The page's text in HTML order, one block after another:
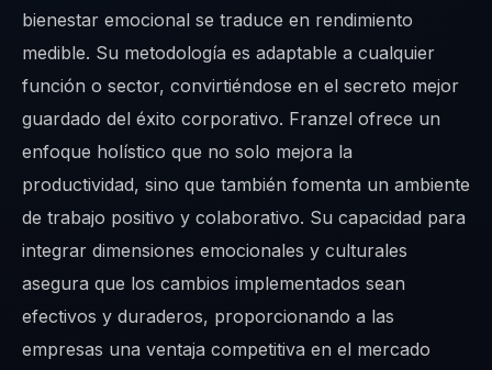
bienestar emocional se traduce en rendimiento
medible. Su metodología es adaptable a cualquier
función o sector, convirtiéndose en el secreto mejor
guardado del éxito corporativo. Franzel ofrece un
enfoque holístico que no solo mejora la
productividad, sino que también fomenta un ambiente
de trabajo positivo y colaborativo. Su capacidad para
integrar dimensiones emocionales y culturales
asegura que los cambios implementados sean
efectivos y duraderos, proporcionando a las
empresas una ventaja competitiva en el mercado